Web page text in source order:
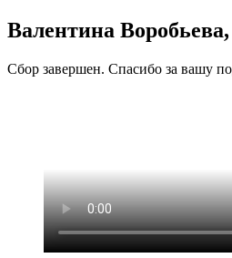
Валентина Воробьева,
Сбор завершен. Спасибо за вашу